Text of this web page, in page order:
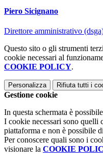
Piero Sicignano
Direttore amministrativo
Questo sito o gli strumenti
cookie necessari al
COOKIE POLICY.
Personalizza Rifiuta tutti i
Gestione cookie
In questa schermata è
I cookie necessari sono quelli
piattaforma e non è possibile
Per conoscere quali sono i
visionare la COOKIE